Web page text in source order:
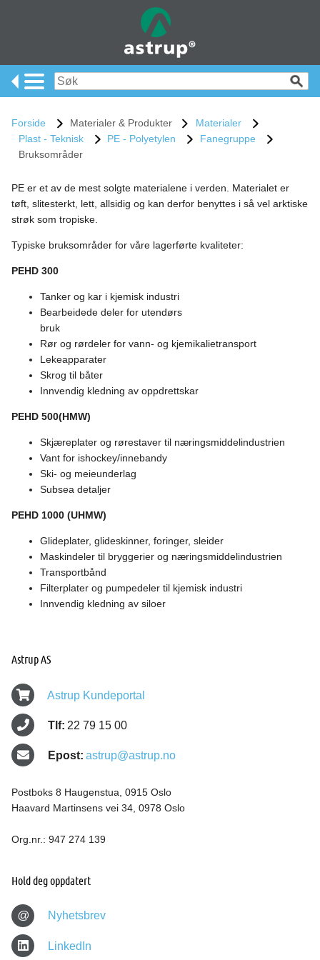
Forside Materialer & Produkter
Materialer
Plast - Teknisk
PE - Polyetylen
Fanegruppe
Bruksområder
PE er et av de mest solgte materialene i verden. Materialet er
tøft, slitesterkt, lett, allsidig og kan derfor benyttes i så vel arktiske
strøk som tropiske.
Typiske bruksområder for våre lagerførte kvaliteter:
PEHD 300
Tanker og kar i kjemisk industri
Bearbeidede deler for utendørs
Rør og rørdeler for vann- og kjemikalietransport
Lekeapparater
Skrog til båter
Innvendig kledning av oppdrettskar
PEHD 500(HMW)
Skjæreplater og rørestaver til næringsmiddelindustrien
Vant for ishockey/innebandy
Ski- og meieunderlag
Subsea detaljer
PEHD 1000 (UHMW)
Glideplater, glideskinner, foringer, sleider
Maskindeler til bryggerier og næringsmiddelindustrien
Transportbånd
Filterplater og pumpedeler til kjemisk industri
Innvendig kledning av siloer
Astrup AS
Astrup Kundeportal
Tlf: 22 79 15 00
Epost: astrup@astrup.no
Postboks 8 Haugenstua, 0915 Oslo
Haavard Martinsens vei 34, 0978 Oslo
Org.nr.: 947 274 139
Hold deg oppdatert
@ Nyhetsbrev
LinkedIn